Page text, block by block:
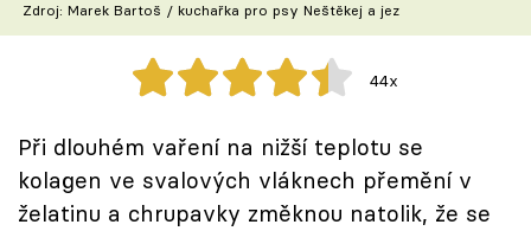
Recepty z TV
Speciál: Cuketa
Těhotnej kuchař
Sledujte prima+
Zdroj: Marek Bartoš / kuchařka pro psy Neštěkej a jez
44x
Při dlouhém vaření na nižší teplotu se
kolagen ve svalových vláknech přemění v
želatinu a chrupavky změknou natolik, že se